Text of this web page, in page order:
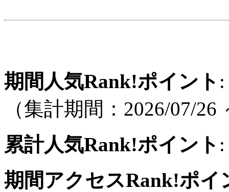
期間人気Rank!ポイント
（集計期間：2026/07/26
累計人気Rank!ポイント
期間アクセスRank!ポイ